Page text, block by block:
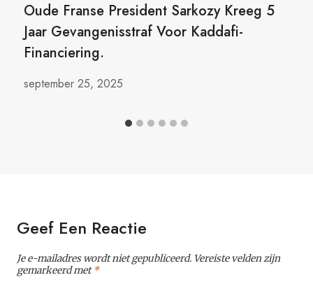
Oude Franse President Sarkozy Kreeg 5
Jaar Gevangenisstraf Voor Kaddafi-
Financiering.
september 25, 2025
Geef Een Reactie
Je e-mailadres wordt niet gepubliceerd. Vereiste velden zijn
gemarkeerd met*